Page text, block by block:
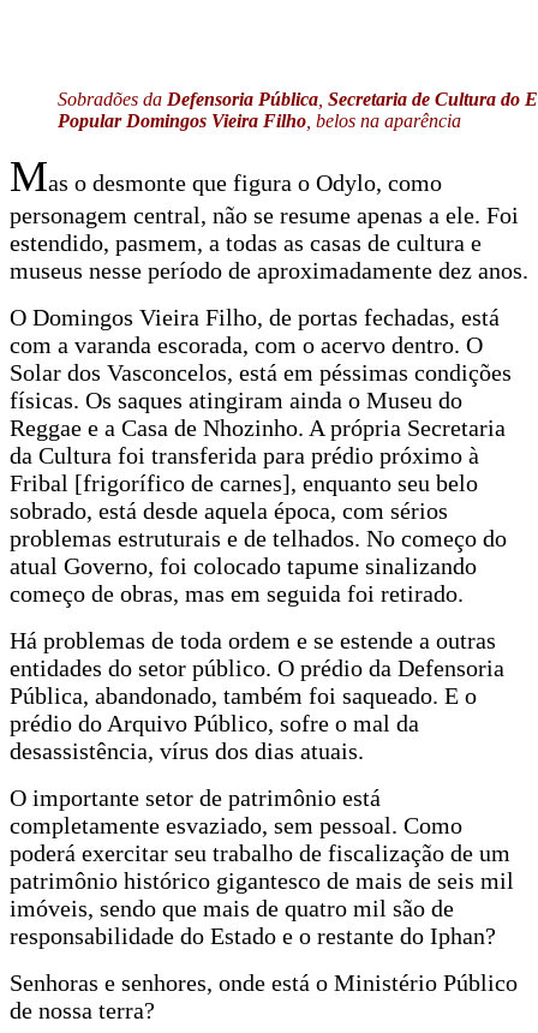
Sobradões da Defensoria Pública Secretaria de Cultura do
Popular Domingos Vieira Filho , belos na aparência
Mas o desmonte que figura o Odylo, como
personagem central, não se resume apenas a ele. Foi
estendido, pasmem, a todas as casas de cultura e
museus nesse período de aproximadamente dez anos.
O Domingos Vieira Filho, de portas fechadas, está
com a varanda escorada, com o acervo dentro. O
Solar dos Vasconcelos, está em péssimas condições
físicas. Os saques atingiram ainda o Museu do
Reggae e a Casa de Nhozinho. A própria Secretaria
da Cultura foi transferida para prédio próximo à
Fribal [frigorífico de carnes], enquanto seu belo
sobrado, está desde aquela época, com sérios
problemas estruturais e de telhados. No começo do
atual Governo, foi colocado tapume sinalizando
começo de obras, mas em seguida foi retirado.
Há problemas de toda ordem e se estende a outras
entidades do setor público. O prédio da Defensoria
Pública, abandonado, também foi saqueado. E o
prédio do Arquivo Público, sofre o mal da
desassistência, vírus dos dias atuais.
O importante setor de patrimônio está
completamente esvaziado, sem pessoal. Como
poderá exercitar seu trabalho de fiscalização de um
patrimônio histórico gigantesco de mais de seis mil
imóveis, sendo que mais de quatro mil são de
responsabilidade do Estado e o restante do Iphan?
Senhoras e senhores, onde está o Ministério Público
de nossa terra?